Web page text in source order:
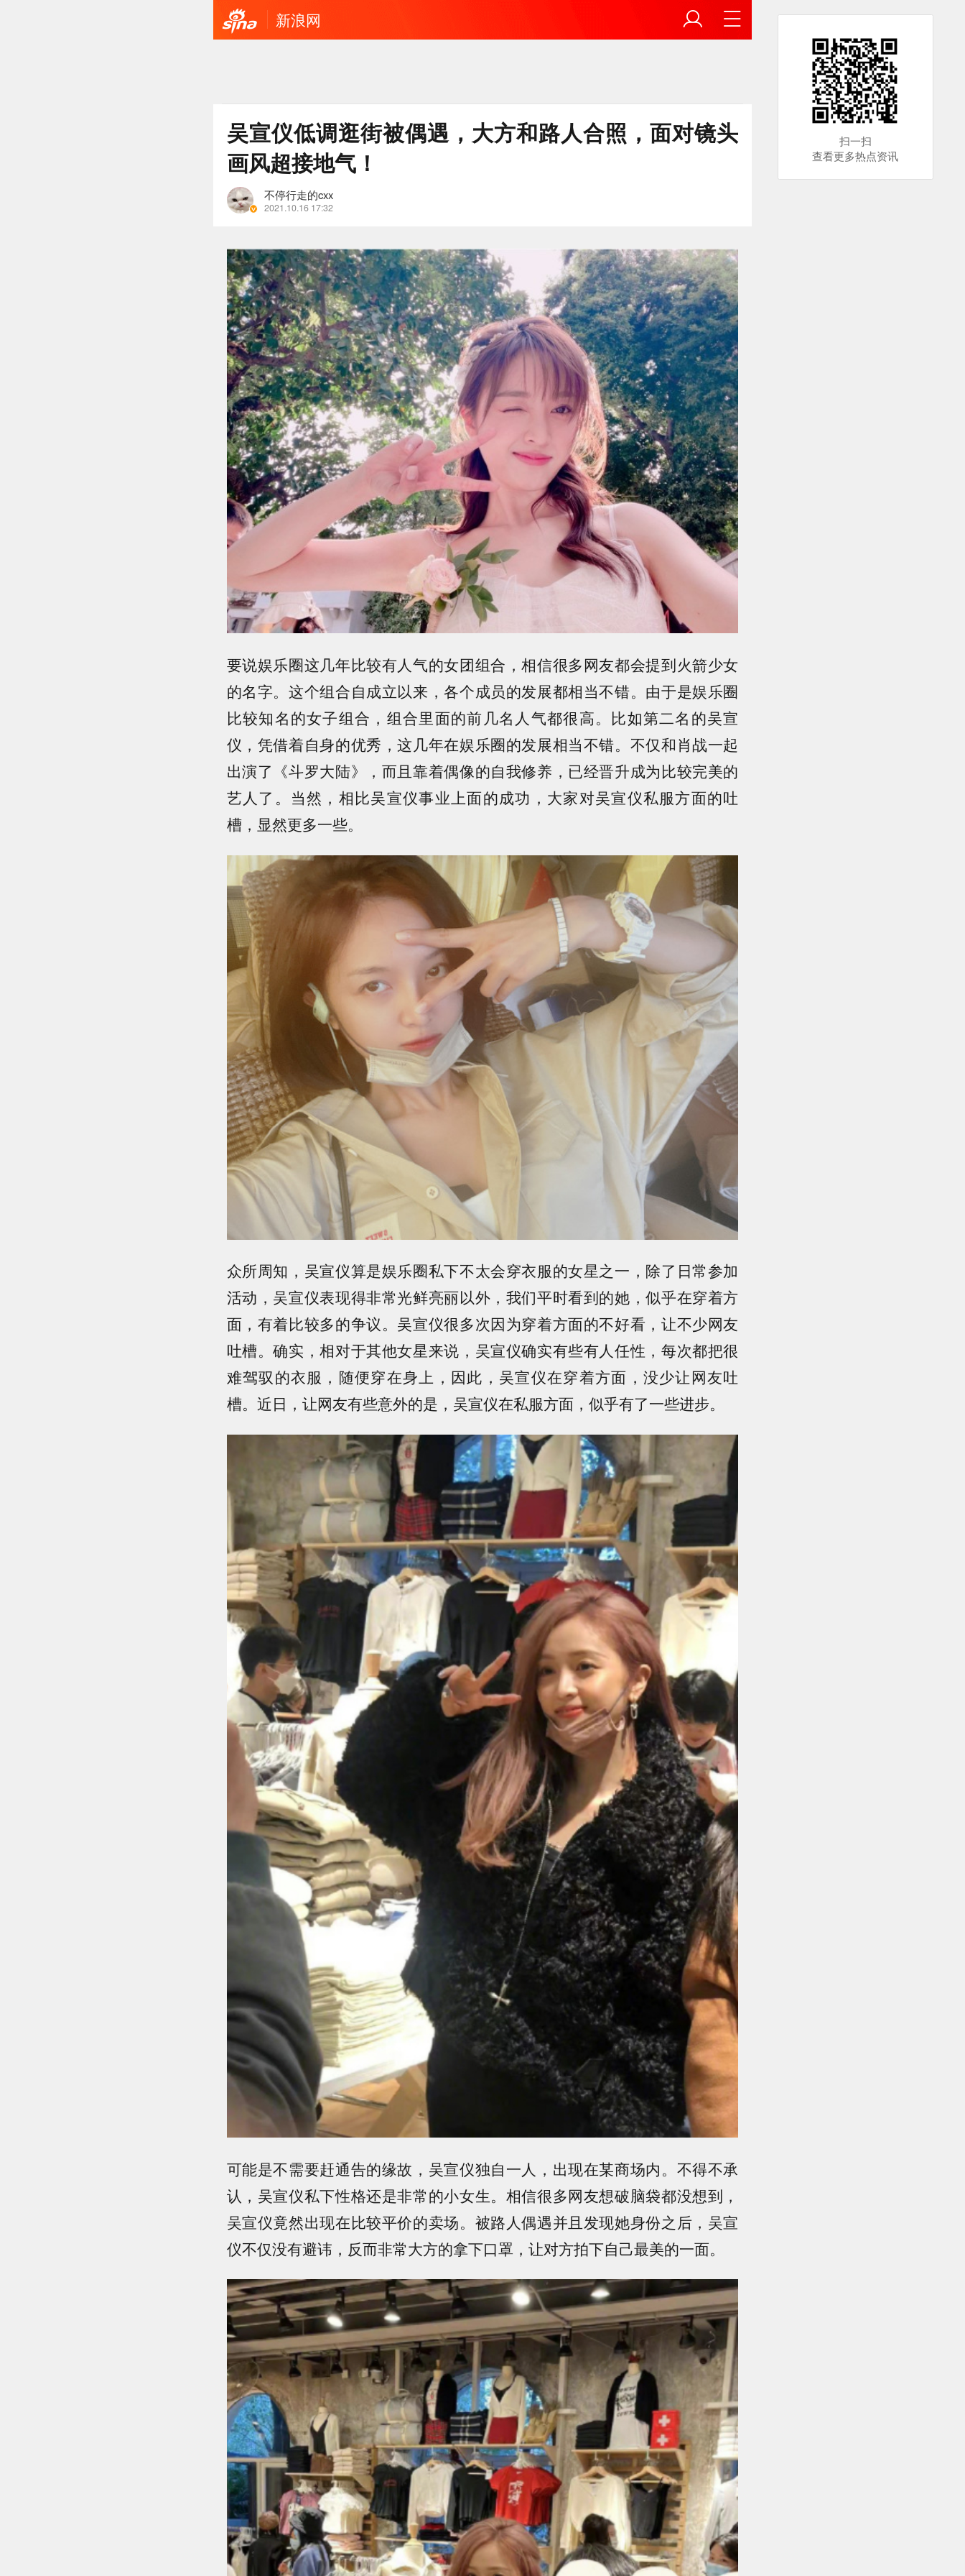
新浪网
吴宣仪低调逛街被偶遇，大方和路人合照，面对镜头
画风超接地气！
不停行走的cxx
2021.10.16 17:32
要说娱乐圈这几年比较有人气的女团组合，相信很多网友都会提到火箭少女
的名字。这个组合自成立以来，各个成员的发展都相当不错。由于是娱乐圈
比较知名的女子组合，组合里面的前几名人气都很高。比如第二名的吴宣
仪，凭借着自身的优秀，这几年在娱乐圈的发展相当不错。不仅和肖战一起
出演了《斗罗大陆》，而且靠着偶像的自我修养，已经晋升成为比较完美的
艺人了。当然，相比吴宣仪事业上面的成功，大家对吴宣仪私服方面的吐
槽，显然更多一些。
众所周知，吴宣仪算是娱乐圈私下不太会穿衣服的女星之一，除了日常参加
活动，吴宣仪表现得非常光鲜亮丽以外，我们平时看到的她，似乎在穿着方
面，有着比较多的争议。吴宣仪很多次因为穿着方面的不好看，让不少网友
吐槽。确实，相对于其他女星来说，吴宣仪确实有些有人任性，每次都把很
难驾驭的衣服，随便穿在身上，因此，吴宣仪在穿着方面，没少让网友吐
槽。近日，让网友有些意外的是，吴宣仪在私服方面，似乎有了一些进步。
可能是不需要赶通告的缘故，吴宣仪独自一人，出现在某商场内。不得不承
认，吴宣仪私下性格还是非常的小女生。相信很多网友想破脑袋都没想到，
吴宣仪竟然出现在比较平价的卖场。被路人偶遇并且发现她身份之后，吴宣
仪不仅没有避讳，反而非常大方的拿下口罩，让对方拍下自己最美的一面。
扫一扫
查看更多热点资讯